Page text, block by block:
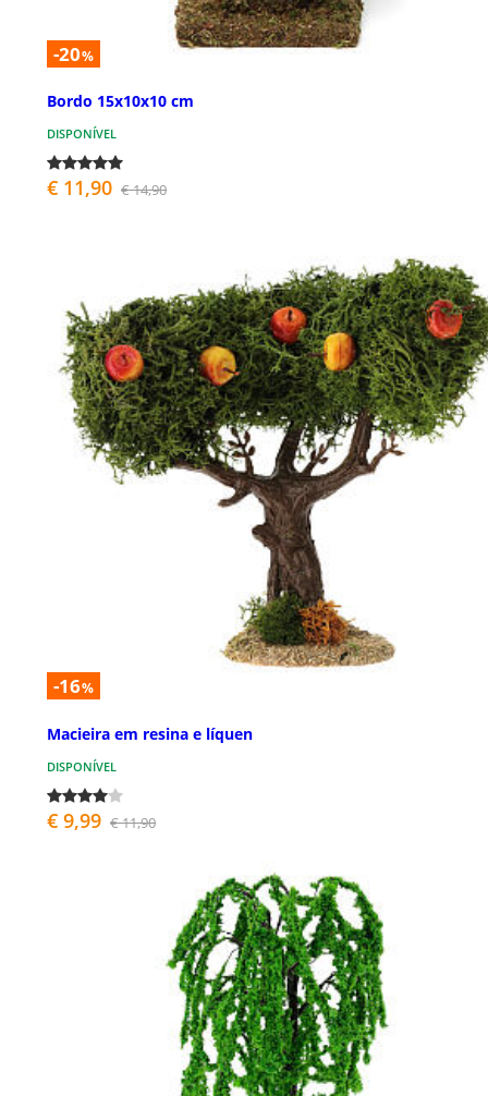
-20%
Bordo 15x10x10 cm
DISPONÍVEL
€ 11,90 € 14,90
-16%
Macieira em resina e líquen
DISPONÍVEL
€ 9,99 € 11,90